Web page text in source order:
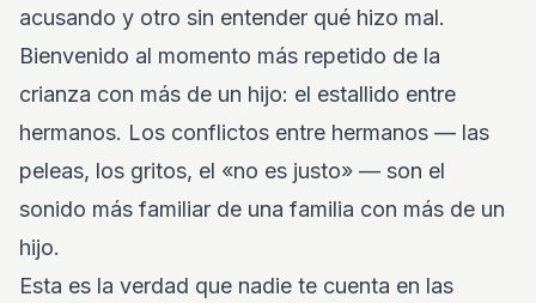
acusando y otro sin entender qué hizo mal.
Bienvenido al momento más repetido de la
crianza con más de un hijo: el estallido entre
hermanos. Los conflictos entre hermanos — las
peleas, los gritos, el «no es justo» — son el
sonido más familiar de una familia con más de un
hijo.
Esta es la verdad que nadie te cuenta en las